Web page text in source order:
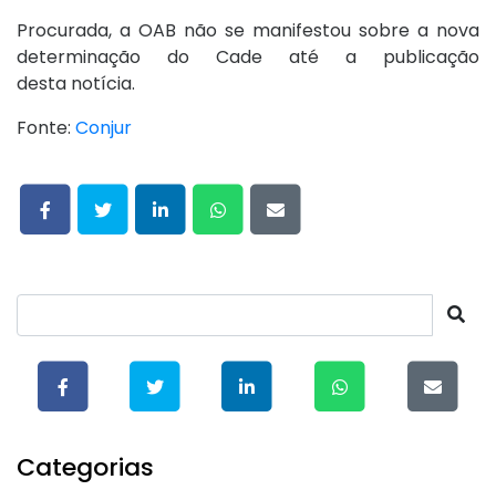
Procurada, a OAB não se manifestou sobre a nova
determinação do Cade até a publicação
desta notícia.
Fonte: Conjur
Categorias